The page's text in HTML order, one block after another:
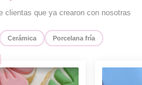
clientas que ya crearon con nosotras
Cerámica Porcelana fría